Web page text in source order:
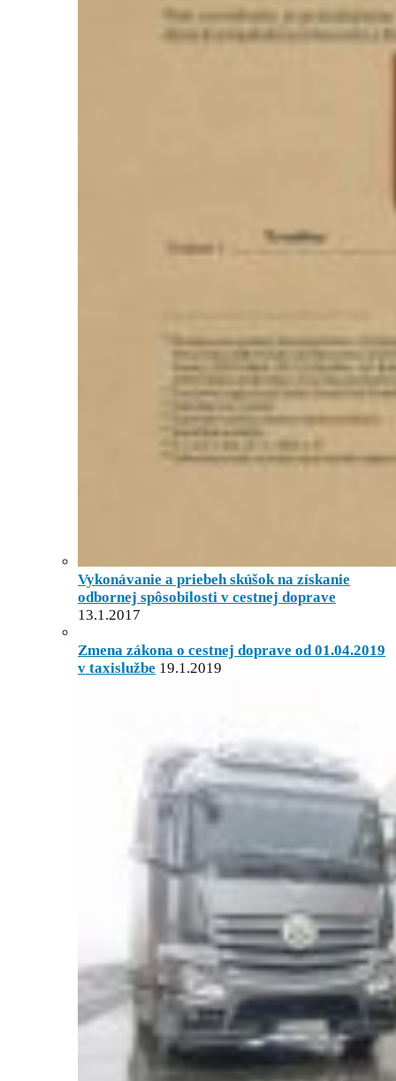
Vykonávanie a priebeh skúšok na získanie
odbornej spôsobilosti v cestnej doprave
13.1.2017
Zmena zákona o cestnej doprave od 01.04.2019
v taxislužbe 19.1.2019